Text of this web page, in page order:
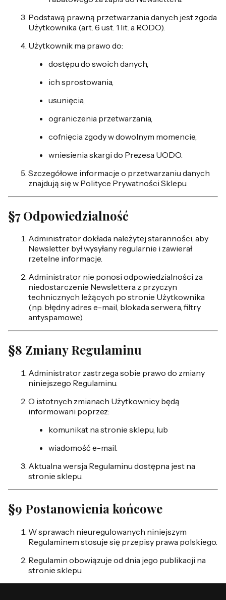
Podstawą prawną przetwarzania danych jest zgoda
Użytkownika (art. 6 ust. 1 lit. a RODO).
Użytkownik ma prawo do:
dostępu do swoich danych,
ich sprostowania,
usunięcia,
ograniczenia przetwarzania,
cofnięcia zgody w dowolnym momencie,
wniesienia skargi do Prezesa UODO.
Szczegółowe informacje o przetwarzaniu danych
znajdują się w Polityce Prywatności Sklepu.
§7 Odpowiedzialność
Administrator dokłada należytej staranności, aby
Newsletter był wysyłany regularnie i zawierał
rzetelne informacje.
Administrator nie ponosi odpowiedzialności za
niedostarczenie Newslettera z przyczyn
technicznych leżących po stronie Użytkownika
(np. błędny adres e-mail, blokada serwera, filtry
antyspamowe).
§8 Zmiany Regulaminu
Administrator zastrzega sobie prawo do zmiany
niniejszego Regulaminu.
O istotnych zmianach Użytkownicy będą
informowani poprzez:
komunikat na stronie sklepu, lub
wiadomość e-mail.
Aktualna wersja Regulaminu dostępna jest na
stronie sklepu.
§9 Postanowienia końcowe
W sprawach nieuregulowanych niniejszym
Regulaminem stosuje się przepisy prawa polskiego.
Regulamin obowiązuje od dnia jego publikacji na
stronie sklepu.